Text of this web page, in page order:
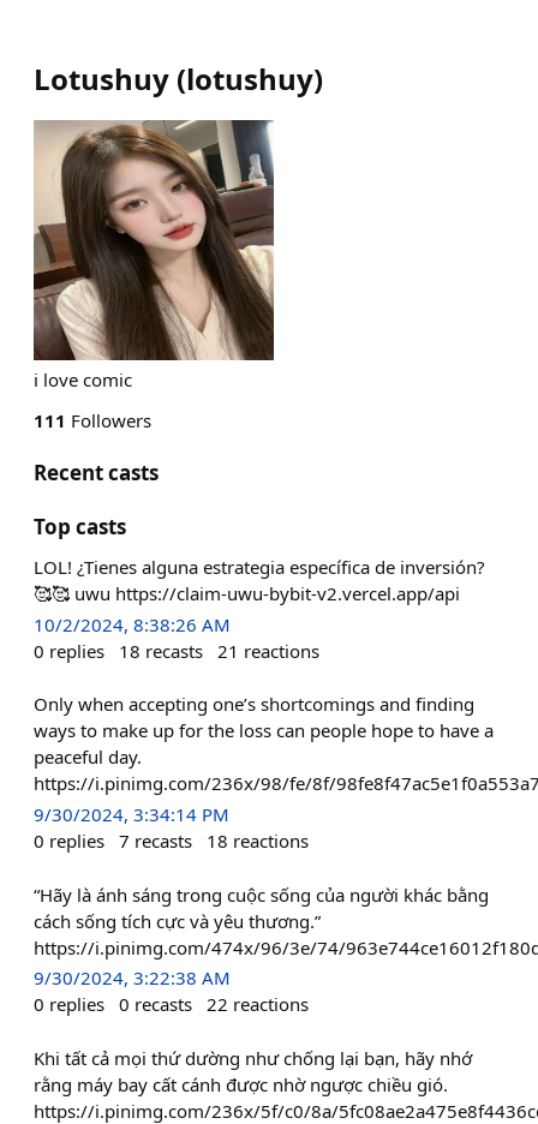
Lotushuy (lotushuy)
i love comic
111 Followers
Recent casts
Top casts
LOL! ¿Tienes alguna estrategia específica de inversión?
🥰🥰 uwu https://claim-uwu-bybit-v2.vercel.app/api
10/2/2024, 8:38:26 AM
0 replies 18 recasts 21 reactions
Only when accepting one’s shortcomings and finding
ways to make up for the loss can people hope to have a
peaceful day.
https://i.pinimg.com/236x/98/fe/8f/
9/30/2024, 3:34:14 PM
0 replies 7 recasts 18 reactions
“Hãy là ánh sáng trong cuộc sống của người khác bằng
cách sống tích cực và yêu thương.”
https://i.pinimg.com/474x/96/3e/74/
9/30/2024, 3:22:38 AM
0 replies 0 recasts 22 reactions
Khi tất cả mọi thứ dường như chống lại bạn, hãy nhớ
rằng máy bay cất cánh được nhờ ngược chiều gió.
https://i.pinimg.com/236x/5f/c0/8a/